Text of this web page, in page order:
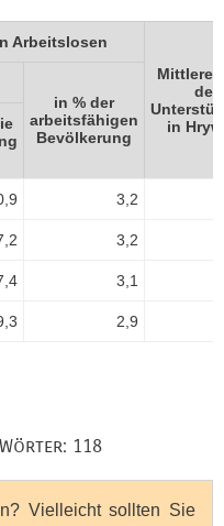
Arbeitslosen
Mittlere
der
in
in % der
arbeitsfähigen
Bevölkerung
3,2
3,2
3,1
2,9
118
Vielleicht sollten Sie